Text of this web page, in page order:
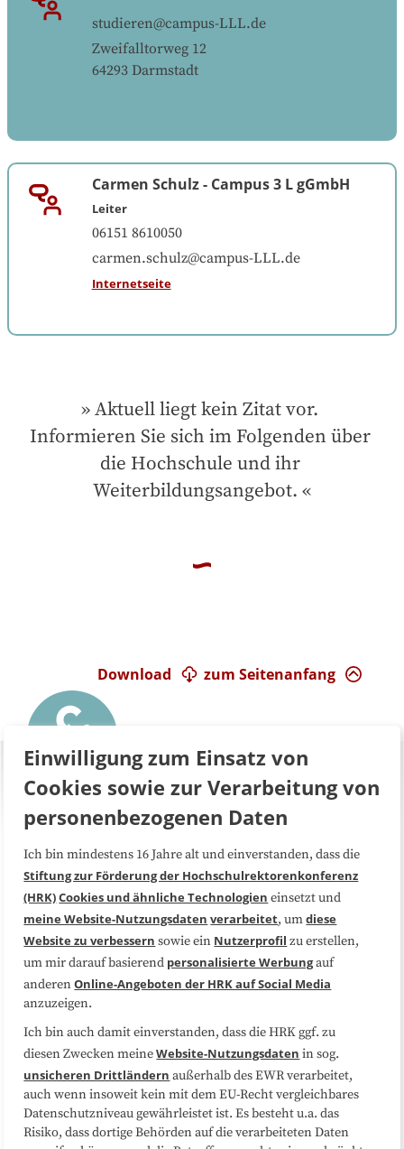
studieren@campus-LLL.de
Zweifalltorweg 12
64293 Darmstadt
Carmen Schulz - Campus 3 L gGmbH
Leiter
06151 8610050
carmen.schulz@campus-LLL.de
Internetseite
Aktuell liegt kein Zitat vor.
Informieren Sie sich im Folgenden über
die Hochschule und ihr
Weiterbildungsangebot.
zum Seitenanfang
Download
Über uns FAQ
Medienarbeit Kooperationen
Datenschutzerklärung Impressum
Sitemap
Folgen Sie uns
Einwilligung zum Einsatz von
Cookies sowie zur Verarbeitung von
personenbezogenen Daten
Ich bin mindestens 16 Jahre alt und einverstanden, dass die
Stiftung zur Förderung der Hochschulrektorenkonferenz
(HRK)Cookies und ähnliche Technologien einsetzt und
meine Website-Nutzungsdaten verarbeitet, umdiese
Website zu verbessern sowie ein Nutzerprofil zu erstellen,
um mir darauf basierend personalisierte Werbungauf
anderenOnline-Angeboten der HRK auf Social Media
anzuzeigen.
Ich bin auch damit einverstanden, dass die HRK ggf. zu
diesen Zwecken meineWebsite-Nutzungsdaten in sog.
unsicheren Drittländern außerhalb des EWR verarbeitet,
auch wenn insoweit kein mit dem EU-Recht vergleichbares
Datenschutzniveau gewährleistet ist. Es besteht u.a. das
Risiko, dass dortige Behörden auf die verarbeiteten Daten